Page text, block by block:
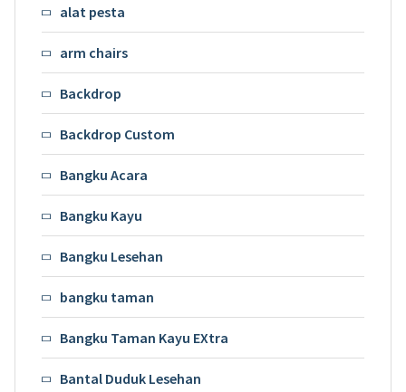
alat pesta
arm chairs
Backdrop
Backdrop Custom
Bangku Acara
Bangku Kayu
Bangku Lesehan
bangku taman
Bangku Taman Kayu EXtra
Bantal Duduk Lesehan